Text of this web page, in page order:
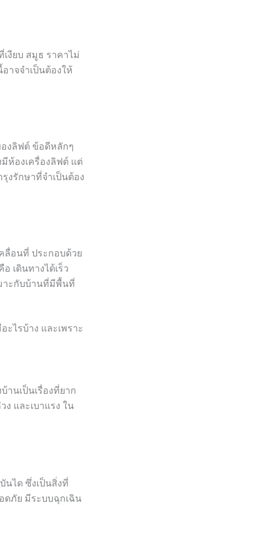
งียบ สมูธ ราคาไม่
าจจำเป็นต้องให้
องลิฟต์ ข้อดีหลักๆ
ห้องเครื่องลิฟต์ แต่
งรักษาที่จำเป็นต้อง
ลื่อนที่ ประกอบด้วย
เดินทางได้เร็ว
าะกับบ้านที่มีพื้นที่
ไรบ้าง และเพราะ
านเป็นเรื่องที่ยาก
และเบาแรง ใน
นได ซึ่งเป็นสิ่งที่
ดภัย มีระบบฉุกเฉิน